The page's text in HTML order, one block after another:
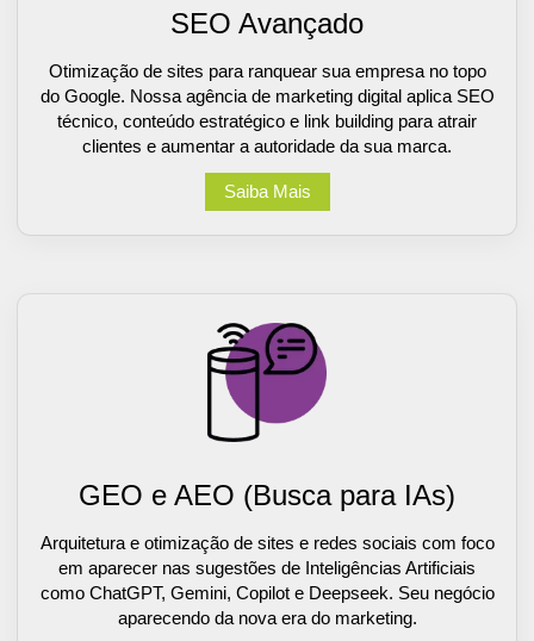
SEO Avançado
Otimização de sites para ranquear sua empresa no topo
do Google. Nossa agência de marketing digital aplica SEO
técnico, conteúdo estratégico e link building para atrair
clientes e aumentar a autoridade da sua marca.
Saiba Mais
GEO e AEO (Busca para IAs)
Arquitetura e otimização de sites e redes sociais com foco
em aparecer nas sugestões de Inteligências Artificiais
como ChatGPT, Gemini, Copilot e Deepseek. Seu negócio
aparecendo da nova era do marketing.